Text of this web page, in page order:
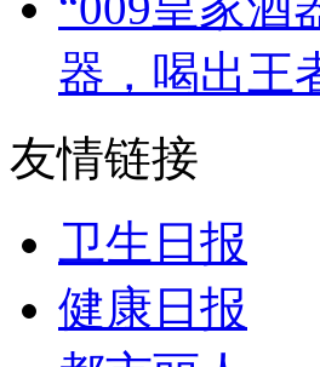
器，喝出王
友情链接
卫生日报
健康日报